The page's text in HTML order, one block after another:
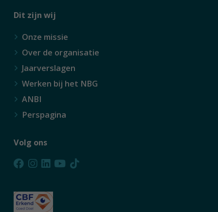
Dit zijn wij
Onze missie
Over de organisatie
Jaarverslagen
Werken bij het NBG
ANBI
Perspagina
Volg ons